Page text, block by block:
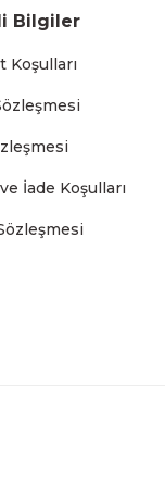
194,39 TL
Çayı Süzgeci
Bilgiler
Koşulları
İade Koşulları